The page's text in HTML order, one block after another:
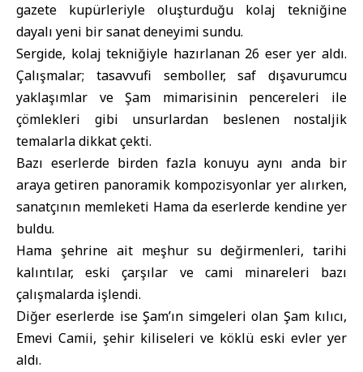
gazete kupürleriyle oluşturduğu kolaj tekniğine
dayalı yeni bir sanat deneyimi sundu.
Sergide, kolaj tekniğiyle hazırlanan 26 eser yer aldı.
Çalışmalar; tasavvufi semboller, saf dışavurumcu
yaklaşımlar ve Şam mimarisinin pencereleri ile
çömlekleri gibi unsurlardan beslenen nostaljik
temalarla dikkat çekti.
Bazı eserlerde birden fazla konuyu aynı anda bir
araya getiren panoramik kompozisyonlar yer alırken,
sanatçının memleketi Hama da eserlerde kendine yer
buldu.
Hama şehrine ait meşhur su değirmenleri, tarihi
kalıntılar, eski çarşılar ve cami minareleri bazı
çalışmalarda işlendi.
Diğer eserlerde ise Şam’ın simgeleri olan Şam kılıcı,
Emevi Camii, şehir kiliseleri ve köklü eski evler yer
aldı.